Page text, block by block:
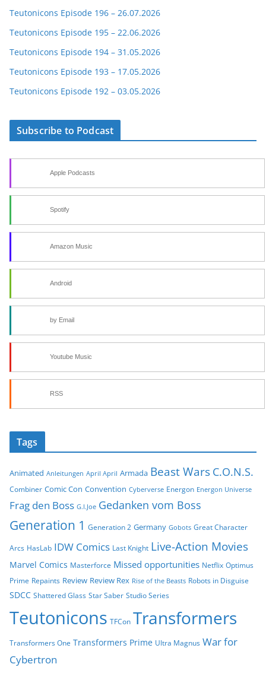
Teutonicons Episode 196 – 26.07.2026
Teutonicons Episode 195 – 22.06.2026
Teutonicons Episode 194 – 31.05.2026
Teutonicons Episode 193 – 17.05.2026
Teutonicons Episode 192 – 03.05.2026
Subscribe to Podcast
Apple Podcasts
Spotify
Amazon Music
Android
by Email
Youtube Music
RSS
Tags
Animated Anleitungen April April Armada Beast Wars C.O.N.S.
Combiner Comic Con Convention Cyberverse Energon Energon Universe
Frag den Boss G.I.Joe Gedanken vom Boss
Generation 1 Generation 2 Germany Gobots Great Character
Arcs HasLab IDW Comics Last Knight Live-Action Movies
Marvel Comics Masterforce Missed opportunities Netflix Optimus
Prime Repaints Review Review Rex Rise of the Beasts Robots in Disguise
SDCC Shattered Glass Star Saber Studio Series
Teutonicons TFCon Transformers
Transformers One Transformers Prime Ultra Magnus War for
Cybertron